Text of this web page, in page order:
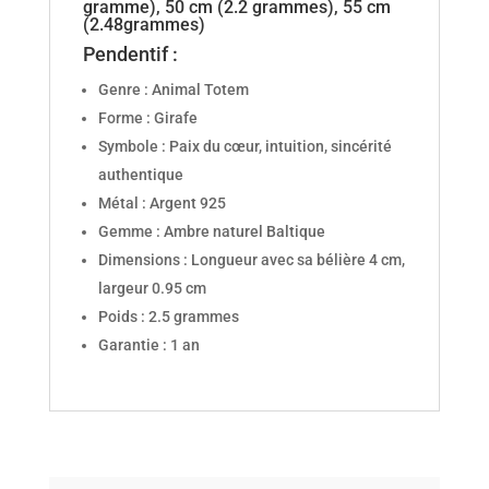
gramme), 50 cm (2.2 grammes), 55 cm
(2.48grammes)
Pendentif :
Genre : Animal Totem
Forme : Girafe
Symbole : Paix du cœur, intuition, sincérité
authentique
Métal : Argent 925
Gemme : Ambre naturel Baltique
Dimensions : Longueur avec sa bélière 4 cm,
largeur 0.95 cm
Poids : 2.5 grammes
Garantie : 1 an